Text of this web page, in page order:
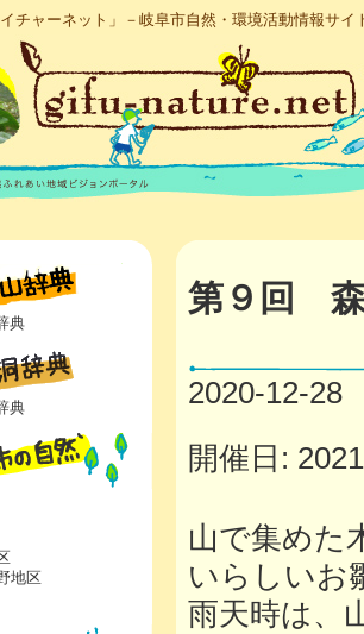
イチャーネット」－岐阜市自然・環境活動情報サイ
典
典
地区
第９回
2020-12-28
開催日:
山で集めた
いらしいお
雨天時は、